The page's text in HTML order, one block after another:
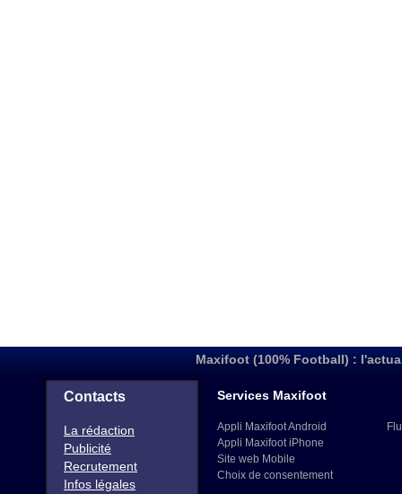
Maxifoot (100% Football) :
Contacts
La rédaction
Publicité
Recrutement
Infos légales
Services Maxifoot
Appli Maxifoot Android
Appli Maxifoot iPhone
Site web Mobile
Choix de consentement